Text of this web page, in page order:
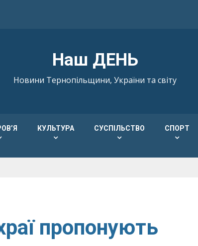
Наш ДЕНЬ
Новини Тернопільщини, України та світу
КУЛЬТУРА СУСПІЛЬСТВО СПОРТ
пропонують